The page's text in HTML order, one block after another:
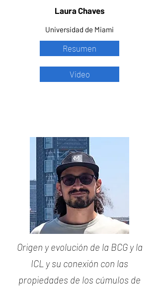
Laura Chaves
Universidad de Miami
Resumen
Video
Origen y evolución de la BCG y la
ICL y su conexión con las
propiedades de los cúmulos de